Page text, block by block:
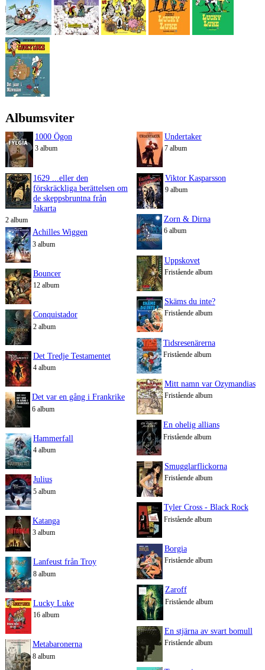
Albumsviter
1000 Ögon
3 album
1629 ...eller den
förskräckliga berättelsen om
de skeppsbruntna från
Jakarta
2 album
Achilles Wiggen
3 album
Bouncer
12 album
Conquistador
2 album
Det Tredje Testamentet
4 album
Det var en gång i Frankrike
6 album
Hammerfall
4 album
Julius
5 album
Katanga
3 album
Lanfeust från Troy
8 album
Lucky Luke
16 album
Metabaronerna
8 album
Undertaker
7 album
Viktor Kasparsson
9 album
Zorn & Dirna
6 album
Uppskovet
Fristående album
Skäms du inte?
Fristående album
Tidsresenärerna
Fristående album
Mitt namn var Ozymandias
Fristående album
En ohelig allians
Fristående album
Smugglarflickorna
Fristående album
Tyler Cross - Black Rock
Fristående album
Borgia
Fristående album
Zaroff
Fristående album
En stjärna av svart bomull
Fristående album